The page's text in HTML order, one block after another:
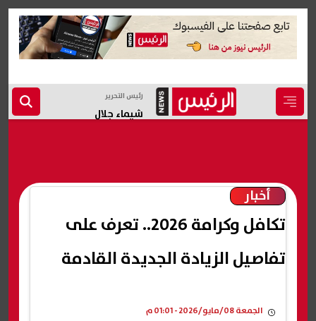
رئيس التحرير
شيماء جلال
أخبار
تكافل وكرامة 2026.. تعرف على
تفاصيل الزيادة الجديدة القادمة
الجمعة 08/مايو/2026 - 01:01 م